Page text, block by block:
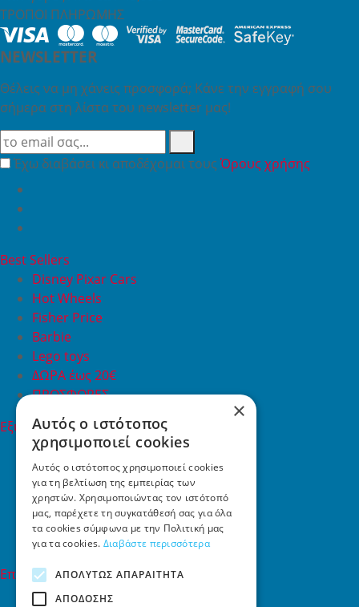
ΤΡΟΠΟΙ ΠΛΗΡΩΜΗΣ
NEWSLETTER
Θέλεις να μη χάνεις προσφορά; Κάνε την εγγραφή σου
σήμερα στη λίστα του newsletter μας!
Έχω διαβάσει κι αποδέχομαι τουςΌρους χρήσης
Best Sellers
Disney Pixar Cars
Hot Wheels
Fisher Price
Barbie
Lego toys
ΔΩΡΑ έως 20€
ΠΡΟΣΦΟΡΕΣ
Εξυπηρέτηση Πελατών
Εξυπηρέτηση πελατών
Συχνές ερωτήσεις
Όροι χρήσης
Τρόποι Πληρωμής
Επιστροφές
Επικοινωνία
Επικοινωνία
×
Αυτός ο ιστότοπος
χρησιμοποιεί cookies
Αυτός ο ιστότοπος χρησιμοποιεί cookies
για τη βελτίωση της εμπειρίας των
χρηστών. Χρησιμοποιώντας τον ιστότοπό
μας, παρέχετε τη συγκατάθεσή σας για όλα
τα cookies σύμφωνα με την Πολιτική μας
για τα cookies. Διαβάστε περισσότερα
ΑΠΟΛΎΤΩΣ ΑΠΑΡΑΊΤΗΤΑ
ΑΠΌΔΟΣΗΣ